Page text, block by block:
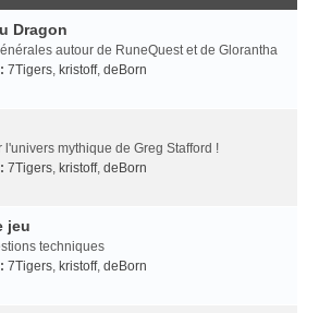
Dragon
autour de RuneQuest et de Glorantha
7Tigers, kristoff, deBorn
l'univers mythique de Greg Stafford !
7Tigers, kristoff, deBorn
jeu
techniques
7Tigers, kristoff, deBorn